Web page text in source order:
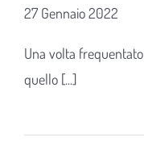
27 Gennaio 2022
Una volta
quello [...]